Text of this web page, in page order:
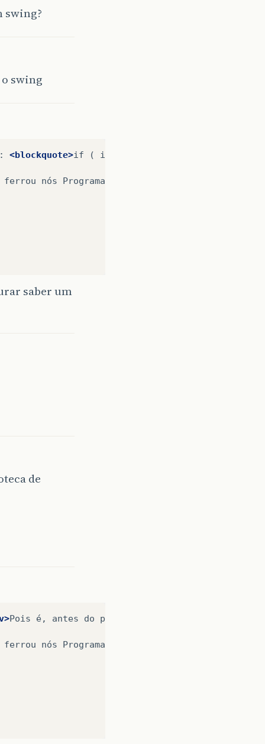
swing?
swing
<blockquote>if ( isValidNews()
ferrou nós Programadores
saber um
de
Pois é, antes do post
ferrou nós Programadores